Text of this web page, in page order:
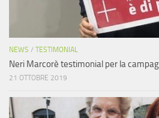
NEWS / TESTIMONIAL
Neri Marcorè testimonial per la
21 OTTOBRE 2019